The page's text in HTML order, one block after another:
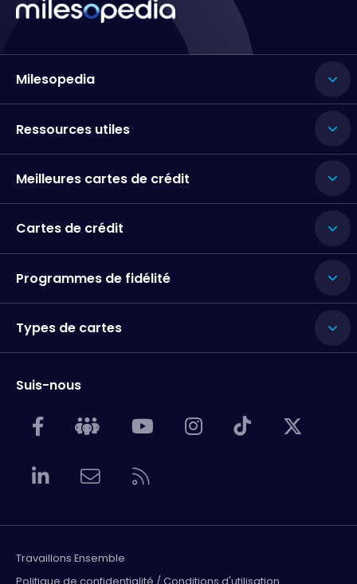
Milesopedia
Ressources utiles
Meilleures cartes de crédit
Cartes de crédit
Programmes de fidélité
Types de cartes
Suis-nous
Travaillons Ensemble